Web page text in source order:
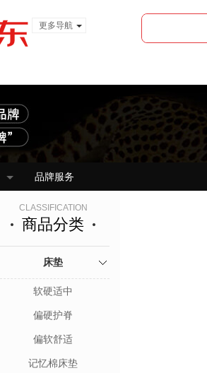
更多导航
品牌服务
CLASSIFICATION
商品分类
床垫
软硬适中
偏硬护脊
偏软舒适
记忆棉床垫